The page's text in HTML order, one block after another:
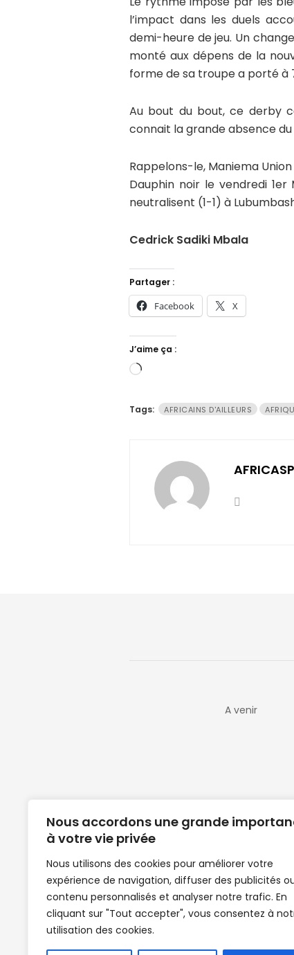
Nous accordons une grande
à votre vie privée
Nous utilisons des cookies pour améliorer votre
expérience de navigation, diffuser des publicités
contenu personnalisés et analyser notre trafic. En
cliquant sur "Tout accepter", vous consentez à
utilisation des cookies.
l’impact dans les duels
demi-heure de jeu. Un
monté aux dépens de la
forme de sa troupe a porté à
Au bout du bout, ce derby
connait la grande absence du
Rappelons-le, Maniema
Dauphin noir le vendredi
neutralisent (1-1) à
Cedrick Sadiki Mbala
Partager :
Facebook X
J’aime ça :
Chargement…
Tags: AFRICAINS D'AILLEURS
A venir
Clubs de football en Guinée |
de Guinée de football | Mercato |
News | Match en direct | But | Actualité
| Handball Guinee | Match Guinee |
de Guinée | Senegal Equipe | Guinée